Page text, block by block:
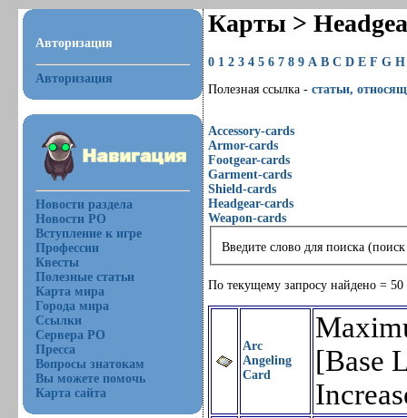
Авторизация
Авторизация
Новости раздела
Новости РО
Вступление к игре
Профессии
Квесты
Полезные статьи
Карта мира
Города мира
Ссылки
Сервера РО
Пресса
Вопросы знатокам
Вы можете помочь
Карта сайта
Карты >
0 1 2 3 4 5 6 7 8 9 A B C D E F G H
Полезная ссылка -статьи,
Accessory-cards
Armor-cards
Footgear-cards
Garment-cards
Shield-cards
Headgear-cards
Weapon-cards
Введите слово для поиска
По текущему запросу найдено = 50
Arc
Angeling
Card
[Base